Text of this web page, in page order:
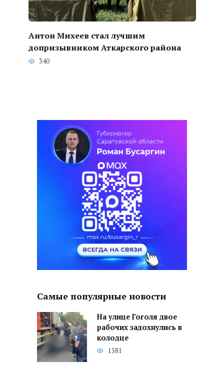
Антон Михеев стал лучшим
допризывником Аткарского района
340
Самые популярные новости
На улице Гоголя двое
рабочих задохнулись в
колодце
1581